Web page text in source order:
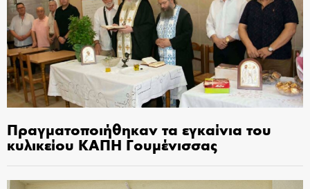
Πραγματοποιήθηκαν τα εγκαίνια του
κυλικείου ΚΑΠΗ Γουμένισσας